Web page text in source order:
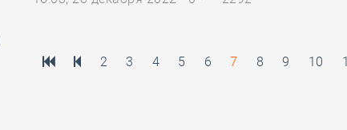
2 3 4 5 6 7 8 9 10